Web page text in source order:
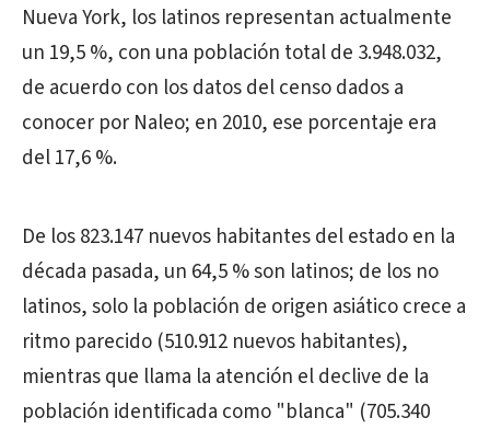
Nueva York, los latinos representan actualmente
un 19,5 %, con una población total de 3.948.032,
de acuerdo con los datos del censo dados a
conocer por Naleo; en 2010, ese porcentaje era
del 17,6 %.
De los 823.147 nuevos habitantes del estado en la
década pasada, un 64,5 % son latinos; de los no
latinos, solo la población de origen asiático crece a
ritmo parecido (510.912 nuevos habitantes),
mientras que llama la atención el declive de la
población identificada como "blanca" (705.340